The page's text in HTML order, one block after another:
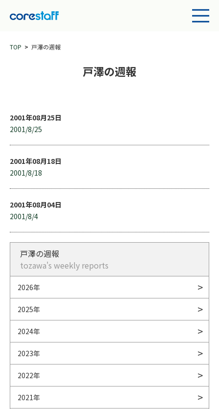
TOP 戸澤の週報
戸澤の週報
2001年08月25日
2001/8/25
2001年08月18日
2001/8/18
2001年08月04日
2001/8/4
戸澤の週報
tozawa's weekly reports
2026年
2025年
2024年
2023年
2022年
2021年